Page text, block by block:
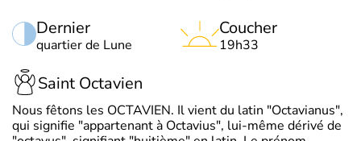
Dernier
quartier de Lune
Coucher
19h33
Saint Octavien
Nous fêtons les OCTAVIEN. Il vient du latin "Octavianus",
qui signifie "appartenant à Octavius", lui-même dérivé de